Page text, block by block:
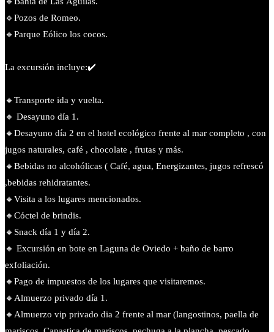
🔹️Pozos de Romeo.
🔹️Parque Eólico los cocos.
La excursión incluye:✔️
🔸️Transporte ida y vuelta.
🔸 Desayuno día 1.
🔸Desayuno día 2 en el hotel ecológico frente al mar completo , con
jugos naturales, café , chocolate , frutas y más.
🔸Bebidas no alcohólicas ( Café, agua, Energizantes, jugos refrescó
,bebidas rehidratantes.
🔸Visita a los lugares mencionados.
🔸Cóctel de brindis.
🔸Snack día 1 y día 2.
🔸 Excursión en bote en Laguna de Oviedo + baño de barro
exfoliación.
🔸Pago de impuestos de los lugares que visitaremos.
🔸Almuerzo privado día 1.
🔸Almuerzo vip privado dia 2 frente al mar (langostinos, paella de